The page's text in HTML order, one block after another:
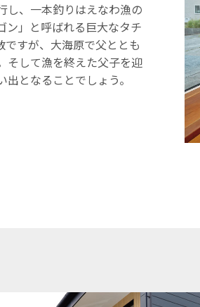
し、一本釣りはえなわ漁の
ン」と呼ばれる巨大なタチ
ですが、大海原で父ととも
そして漁を終えた父子を迎
となることでしょう。